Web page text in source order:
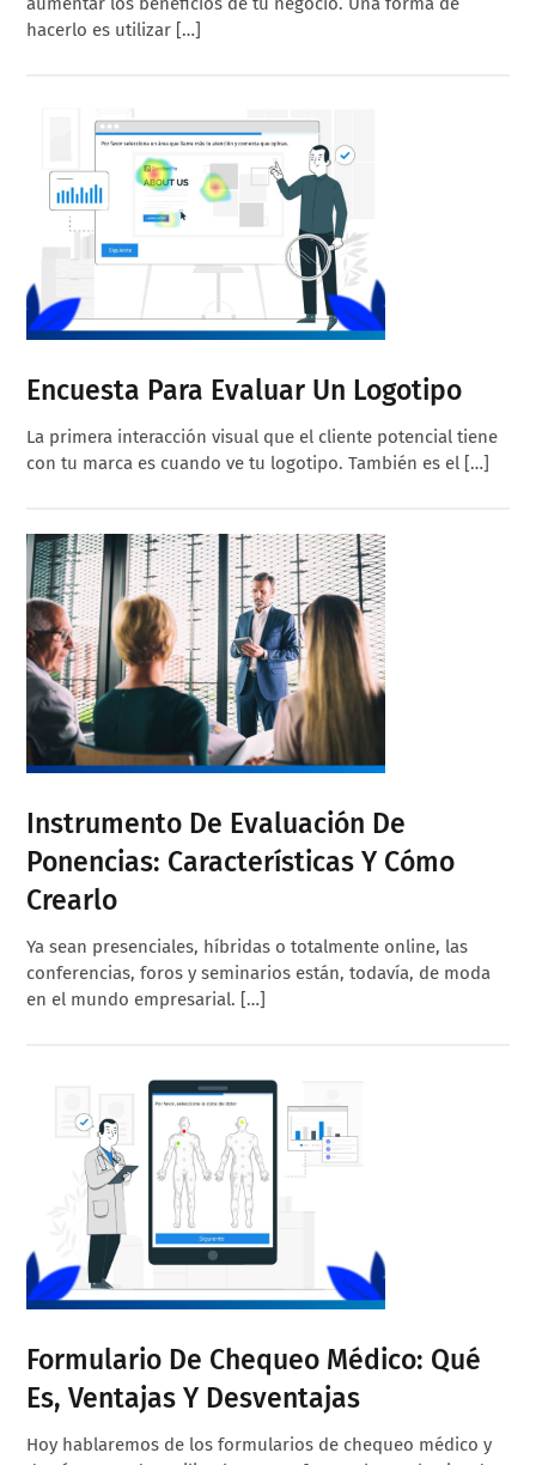
hacerlo es utilizar […]
Encuesta Para Evaluar Un Logotipo
La primera interacción visual que el cliente potencial tiene
con tu marca es cuando ve tu logotipo. También es el […]
Instrumento De Evaluación De
Ponencias: Características Y Cómo
Crearlo
Ya sean presenciales, híbridas o totalmente online, las
conferencias, foros y seminarios están, todavía, de moda
en el mundo empresarial. […]
Formulario De Chequeo Médico: Qué
Es, Ventajas Y Desventajas
Hoy hablaremos de los formularios de chequeo médico y